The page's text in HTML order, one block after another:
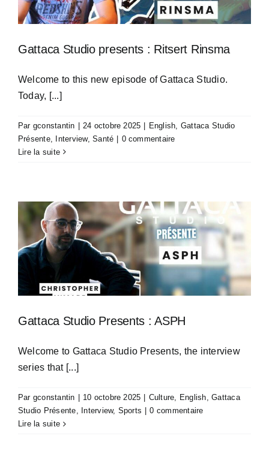
Gattaca Studio presents : Ritsert Rinsma
Welcome to this new episode of Gattaca Studio.
Today, [...]
Par gconstantin | 24 octobre 2025 | English Gattaca Studio
Présente, Interview,Santé | 0 commentaire
Lire la suite
Gattaca Studio Presents : ASPH
Welcome to Gattaca Studio Presents, the interview
series that [...]
Par gconstantin 10 octobre 2025 Culture, English,Gattaca
Studio Présente, Interview, Sports
0 commentaire
Lire la suite